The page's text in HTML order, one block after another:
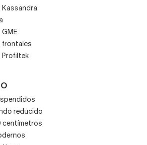
Kassandra
frontales
Profiltek
reducido
centímetros